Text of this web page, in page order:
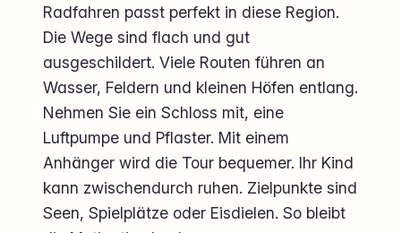
Radfahren passt perfekt in diese Region.
Die Wege sind flach und gut
ausgeschildert. Viele Routen führen an
Wasser, Feldern und kleinen Höfen entlang.
Nehmen Sie ein Schloss mit, eine
Luftpumpe und Pflaster. Mit einem
Anhänger wird die Tour bequemer. Ihr Kind
kann zwischendurch ruhen. Zielpunkte sind
Seen, Spielplätze oder Eisdielen. So bleibt